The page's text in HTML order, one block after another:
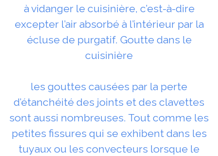
à vidanger le cuisinière, c’est-à-dire
excepter l’air absorbé à l’intérieur par la
écluse de purgatif. Goutte dans le
cuisinière
les gouttes causées par la perte
d’étanchéité des joints et des clavettes
sont aussi nombreuses. Tout comme les
petites fissures qui se exhibent dans les
tuyaux ou les convecteurs lorsque le